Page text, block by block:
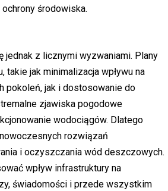
środowiska.
jednak z licznymi wyzwaniami. Plany
jak minimalizacja wpływu na
pokoleń, jak i dostosowanie do
zjawiska pogodowe
wodociągów. Dlatego
rozwiązań
i oczyszczania wód deszczowych.
wpływ infrastruktury na
świadomości i przede wszystkim